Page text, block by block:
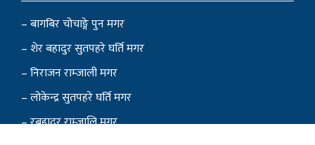
– बागबिर चोचाङ्गे पुन मगर
– शेर बहादुर सुतपहरे घर्ति मगर
– निराजन राम्जाली मगर
– लोकेन्द्र सुतपहरे घर्ति मगर
– रबहादुर राम्जालि मगर